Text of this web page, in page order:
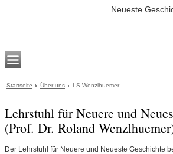
Neueste
Startseite Über uns LS Wenzlhuemer
Lehrstuhl für Neuere und
(Prof. Dr. Roland
Der Lehrstuhl für Neuere und Neueste Geschichte